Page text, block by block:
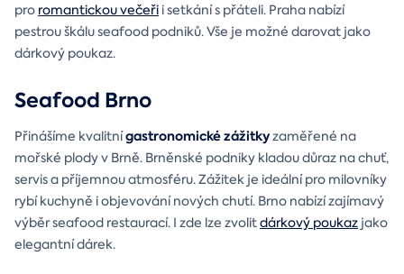
pro romantickou večeřii setkání s přáteli. Praha nabízí
pestrou škálu seafood podniků. Vše je možné darovat jako
dárkový poukaz.
Seafood Brno
Přinášíme kvalitnígastronomické zážitkyzaměřené na
mořské plody v Brně. Brněnské podniky kladou důraz na chuť,
servis a příjemnou atmosféru. Zážitek je ideální pro milovníky
rybí kuchyně i objevování nových chutí. Brno nabízí zajímavý
výběr seafood restaurací. I zde lze zvolitdárkový poukaz jako
elegantní dárek.